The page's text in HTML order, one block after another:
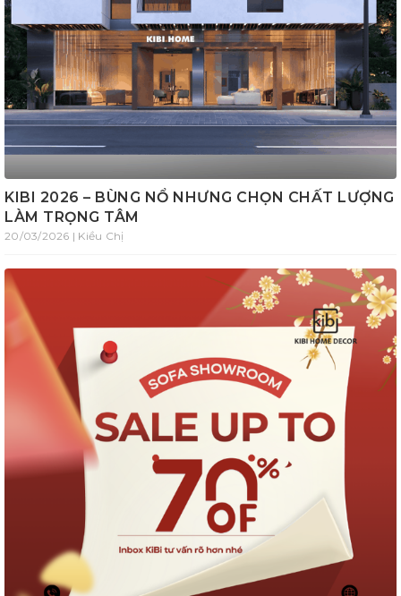
KIBI 2026 – BÙNG NỔ NHƯNG CHỌN CHẤT LƯỢNG
LÀM TRỌNG TÂM
20/03/2026 | Kiều Chị